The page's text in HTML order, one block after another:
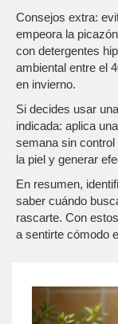
Consejos extra:
empeora la
con detergentes
ambiental entre el
en invierno.
Si decides usar
indicada: aplica
semana sin control
la piel y generar
En resumen,
saber cuándo
rascarte. Con
a sentirte cómodo